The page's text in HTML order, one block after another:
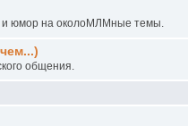
юмор на околоМЛМные темы.
общения.